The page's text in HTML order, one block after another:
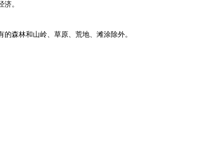
。
森林和山岭、草原、荒地、滩涂除外。